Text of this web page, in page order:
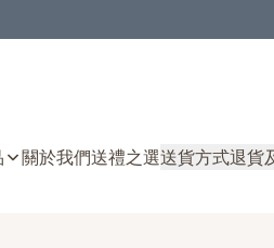
關於我們送禮之選送貨方式退貨